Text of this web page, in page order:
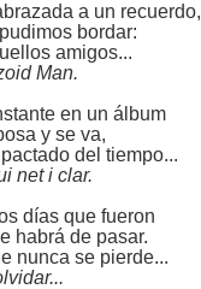
a un recuerdo,
bordar:
amigos...
Man.
en un álbum
y se va,
del tiempo...
net i clar.
días que fueron
habrá de pasar.
nunca se pierde...